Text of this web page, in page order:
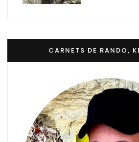
CARNETS DE RANDO,